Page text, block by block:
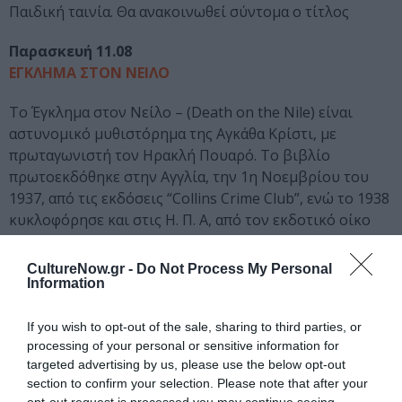
CultureNow.gr - Do Not Process My Personal
Information
If you wish to opt-out of the sale, sharing to third parties, or
processing of your personal or sensitive information for
targeted advertising by us, please use the below opt-out
section to confirm your selection. Please note that after your
Παιδική ταινία. Θα ανακοινωθεί σύντομα ο τίτλος
Παρασκευή 11.08
ΕΓΚΛΗΜΑ ΣΤΟΝ ΝΕΙΛΟ
Το Έγκλημα στον Νείλο – (Death on the Nile) είναι
αστυνομικό μυθιστόρημα της Αγκάθα Κρίστι, με
πρωταγωνιστή τον Ηρακλή Πουαρό. Το βιβλίο
πρωτοεκδόθηκε στην Αγγλία, την 1η Νοεμβρίου του
1937, από τις εκδόσεις “Collins Crime Club”, ενώ το 1938
κυκλοφόρησε και στις Η. Π. Α, από τον εκδοτικό οίκο
“Dodd, Mead and Company”.
Σάββατο 12.08
Ο Τζον Τραβόλτα εδραίωσε την παρουσία του ως την
πιο χαρακτηριστική και αναγνωρίσιμη της δεκαετίας
του ΄70 με αυτή την θριαμβευτική κινηματογραφική